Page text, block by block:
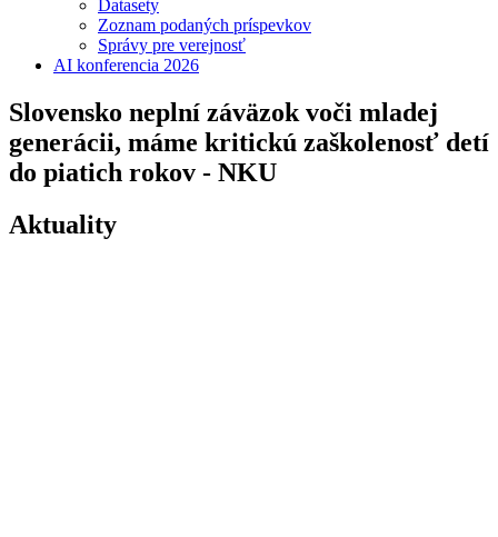
Datasety
Zoznam podaných príspevkov
Správy pre verejnosť
AI konferencia 2026
Slovensko neplní záväzok voči mladej
generácii, máme kritickú zaškolenosť detí
do piatich rokov - NKU
Aktuality